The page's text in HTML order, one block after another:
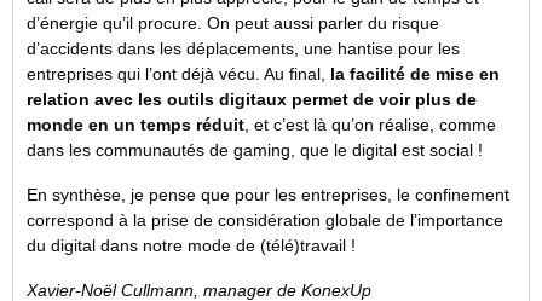
d’énergie qu’il procure. On peut aussi parler du risque
d’accidents dans les déplacements, une hantise pour les
entreprises qui l’ont déjà vécu. Au final, la facilité de mise en
relation avec les outils digitaux permet de voir plus de
monde en un temps réduit , et c’est là qu’on réalise, comme
dans les communautés de gaming, que le digital est social !
En synthèse, je pense que pour les entreprises, le confinement
correspond à la prise de considération globale de l’importance
du digital dans notre mode de (télé)travail !
Xavier-Noël Cullmann, manager de KonexUp